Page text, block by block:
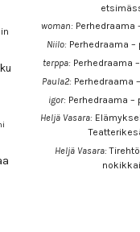
woman: Perhedraama
Niilo: Perhedraama
terppa: Perhedraama
Paula2: Perhedraama
igor: Perhedraama –
Heljä Vasara:
Heljä Vasara: